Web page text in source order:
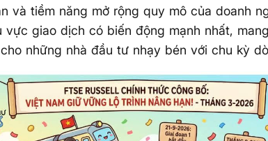
và tiềm năng mở rộng quy mô của doanh
vực giao dịch có biến động mạnh nhất,
những nhà đầu tư nhạy bén với chu kỳ